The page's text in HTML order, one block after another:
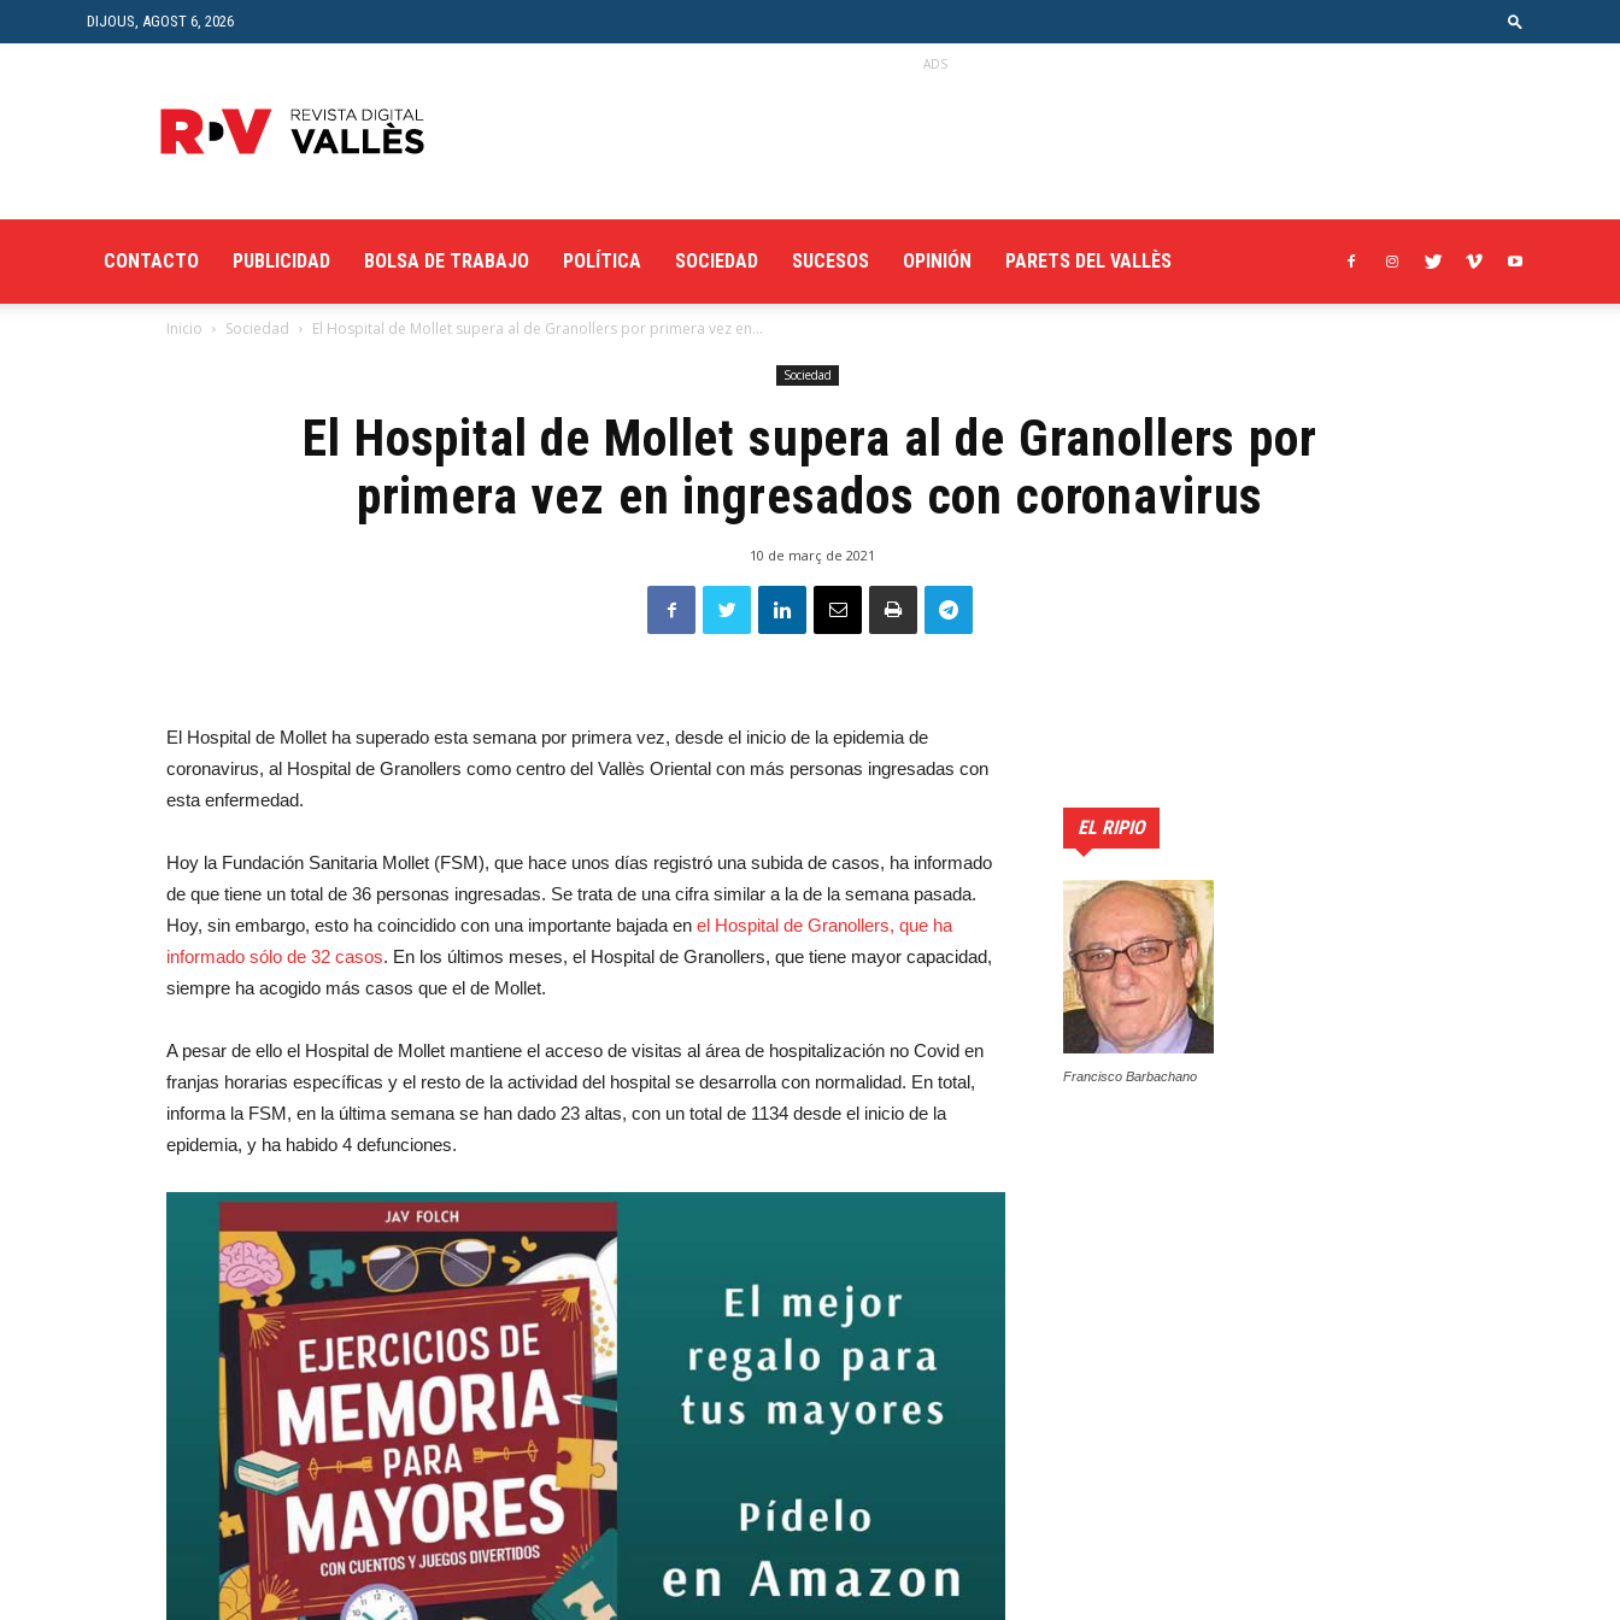
DIJOUS, AGOST 6, 2026
Digital
del
ADS
CONTACTO PUBLICIDAD BOLSA DE TRABAJO POLÍTICA SOCIEDAD SUCESOS OPINIÓN PARETS DEL VALLÈS
Inicio Sociedad El Hospital de Mollet supera al de Granollers por primera vez en...
Sociedad
El Hospital de Mollet supera al de Granollers por
primera vez en ingresados con coronavirus
10 de març de 2021
El Hospital de Mollet ha superado esta semana por primera vez, desde el inicio de la epidemia de
coronavirus, al Hospital de Granollers como centro del Vallès Oriental con más personas ingresadas con
esta enfermedad.
Hoy la Fundación Sanitaria Mollet (FSM), que hace unos días registró una subida de casos, ha informado
de que tiene un total de 36 personas ingresadas. Se trata de una cifra similar a la de la semana pasada.
Hoy, sin embargo, esto ha coincidido con una importante bajada en el Hospital de Granollers, que ha
informado sólo de 32 casos. En los últimos meses, el Hospital de Granollers, que tiene mayor capacidad,
siempre ha acogido más casos que el de Mollet.
A pesar de ello el Hospital de Mollet mantiene el acceso de visitas al área de hospitalización no Covid en
franjas horarias específicas y el resto de la actividad del hospital se desarrolla con normalidad. En total,
informa la FSM, en la última semana se han dado 23 altas, con un total de 1134 desde el inicio de la
epidemia, y ha habido 4 defunciones.
EL RIPIO
Francisco Barbachano